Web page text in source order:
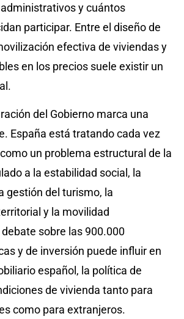
y cuántos
participar. Entre el diseño de
efectiva de viviendas y
en los precios suele existir un
del Gobierno marca una
España está tratando cada vez
un problema estructural de la
a la estabilidad social, la
gestión del turismo, la
y la movilidad
sobre las 900.000
y de inversión puede influir en
español, la política de
de vivienda tanto para
como para extranjeros.